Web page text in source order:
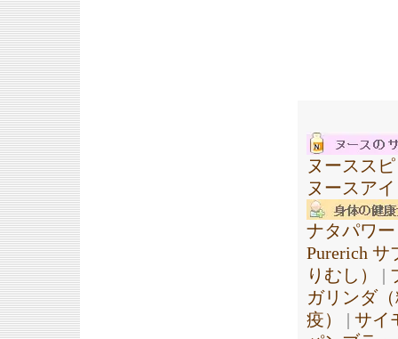
ヌースス
ヌースア
ナタパワー
Purerich サ
りむし）
|
ガリンダ
疫）
| サイ